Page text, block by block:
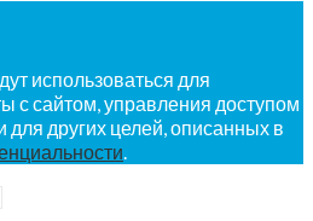
использоваться для
с сайтом, управления доступом
для других целей, описанных в